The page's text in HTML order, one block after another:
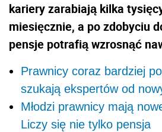
kariery zarabiają kilka
miesięcznie, a po zdobyciu
pensje potrafią wzrosnąć
Prawnicy coraz bardziej
szukają ekspertów od
Młodzi prawnicy mają
Liczy się nie tylko pensja